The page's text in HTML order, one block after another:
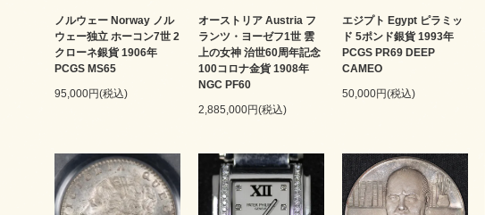
ノルウェー Norway ノル
ウェー独立 ホーコン7世 2
クローネ銀貨 1906年
PCGS MS65
95,000円(税込)
オーストリア Austria フ
ランツ・ヨーゼフ1世 雲
上の女神 治世60周年記念
100コロナ金貨 1908年
NGC PF60
2,885,000円(税込)
エジプト Egypt ピラミッ
ド 5ポンド銀貨 1993年
PCGS PR69 DEEP
CAMEO
50,000円(税込)